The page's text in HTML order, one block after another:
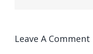
Leave A Comment